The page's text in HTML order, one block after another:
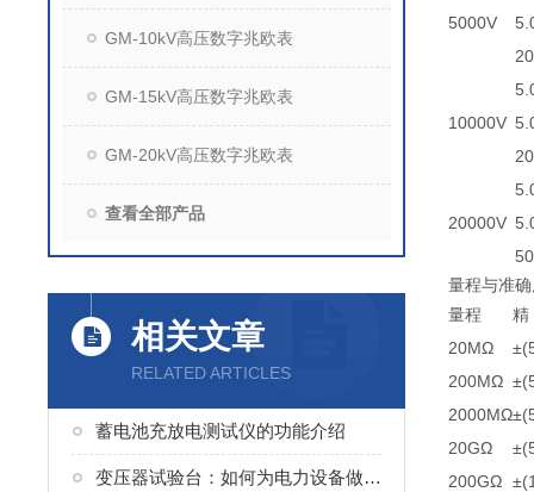
GM-10kV高压数字兆欧表
GM-15kV高压数字兆欧表
GM-20kV高压数字兆欧表
查看全部产品
相关文章
RELATED ARTICLES
蓄电池充放电测试仪的功能介绍
变压器试验台：如何为电力设备做“体检”？
5000V
10000V
20000V
量程与准
量程
精
20MΩ
200MΩ
2000MΩ
20GΩ
200GΩ